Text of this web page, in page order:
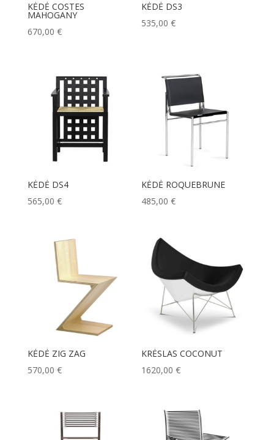
KĖDĖ COSTES
MAHOGANY
670,00 €
KĖDĖ DS3
535,00€
KĖDĖ DS4
565,00 €
KĖDĖ ROQUEBRUNE
485,00€
KĖDĖ ZIG ZAG
570,00 €
KRĖSLAS COCONUT
1620,00€